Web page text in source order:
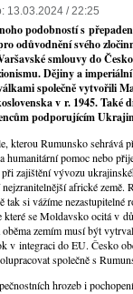
13.03.2024 / 22:25
podobností s
odůvodnění svého
smlouvy do
Dějiny a
společně vytvořili
v r. 1945. Také
podporujícím
kterou Rumunsko sehrává
humanitární pomoc nebo
zajištění vývozu
africké země.
tak si vážíme
se Moldavsko ocitá v
zemím musí být
integraci do EU. Česko
společně s
hrozeb i